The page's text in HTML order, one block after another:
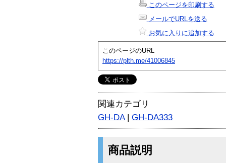
このページを印刷する
メールでURLを送る
お気に入りに追加する
このページのURL
https://plth.me/41006845
関連カテゴリ
GH-DA| GH-DA333
商品説明